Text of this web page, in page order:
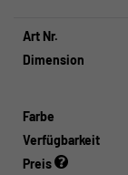
Art Nr.
Dimension
Farbe
Verfügbarkeit
Preis